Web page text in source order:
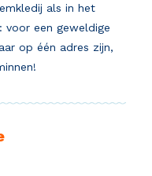
als in het
voor een geweldige
op één adres zijn,